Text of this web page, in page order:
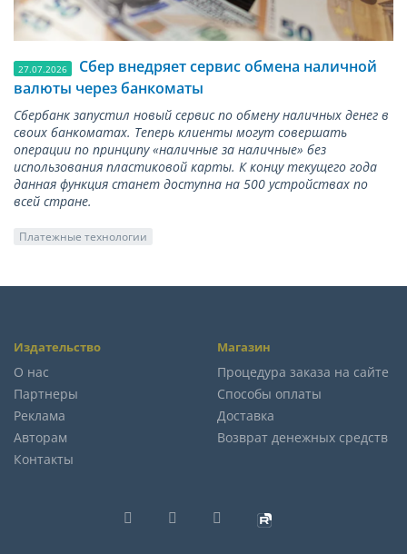
27.07.2026
Сбер внедряет сервис обмена наличной
валюты через банкоматы
Сбербанк запустил новый сервис по обмену наличных денег в
своих банкоматах. Теперь клиенты могут совершать
операции по принципу «наличные за наличные» без
использования пластиковой карты. К концу текущего года
данная функция станет доступна на 500 устройствах по
всей стране.
Платежные технологии
Издательство
О нас
Партнеры
Реклама
Авторам
Контакты
Магазин
Процедура заказа на сайте
Способы оплаты
Доставка
Возврат денежных средств